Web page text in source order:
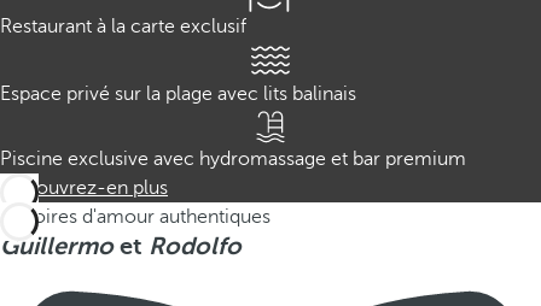
Restaurant à la carte exclusif
Espace privé sur la plage avec lits balinais
Piscine exclusive avec hydromassage et bar premium
Découvrez-en plus
Histoires d'amour authentiques
Guillermoet Rodolfo